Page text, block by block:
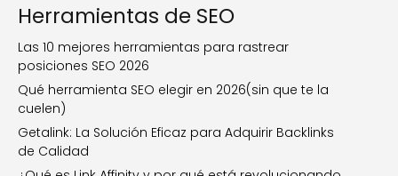
Herramientas de SEO
Las 10 mejores herramientas para rastrear
posiciones SEO 2026
Qué herramienta SEO elegir en 2026(sin que te la
cuelen)
Getalink: La Solución Eficaz para Adquirir Backlinks
de Calidad